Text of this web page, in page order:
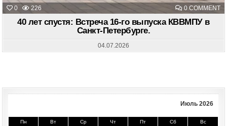
0 226 0 COMMENT
40
40 лет спустя: Встреча 16-го выпуска КВВМПУ в
Санкт-Петербурге.
04.07.2026
Июль 2026
Пн Вт Ср Чт Пт Сб Вс